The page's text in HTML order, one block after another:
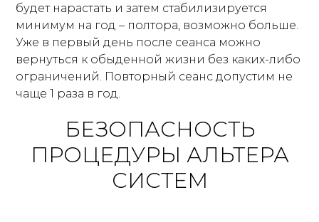
будет нарастать и затем стабилизируется
минимум на год – полтора, возможно больше.
Уже в первый день после сеанса можно
вернуться к обыденной жизни без каких-либо
ограничений. Повторный сеанс допустим не
чаще 1 раза в год.
БЕЗОПАСНОСТЬ
ПРОЦЕДУРЫ АЛЬТЕРА
СИСТЕМ